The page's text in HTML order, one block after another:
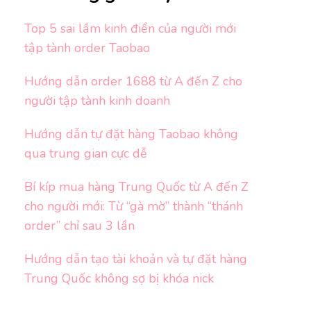
Top 5 sai lầm kinh điển của người mới
tập tành order Taobao
Hướng dẫn order 1688 từ A đến Z cho
người tập tành kinh doanh
Hướng dẫn tự đặt hàng Taobao không
qua trung gian cực dễ
Bí kíp mua hàng Trung Quốc từ A đến Z
cho người mới: Từ “gà mờ” thành “thánh
order” chỉ sau 3 lần
Hướng dẫn tạo tài khoản và tự đặt hàng
Trung Quốc không sợ bị khóa nick